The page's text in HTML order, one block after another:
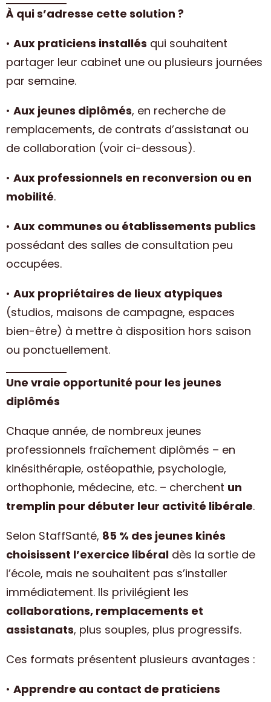
À qui s’adresse cette solution ?
• Aux praticiens installés qui souhaitent
partager leur cabinet une ou plusieurs journées
par semaine.
• Aux jeunes diplômés, en recherche de
remplacements, de contrats d’assistanat ou
de collaboration (voir ci-dessous).
• Aux professionnels en reconversion ou en
mobilité.
• Aux communes ou établissements publics
possédant des salles de consultation peu
occupées.
• Aux propriétaires de lieux atypiques
(studios, maisons de campagne, espaces
bien-être) à mettre à disposition hors saison
ou ponctuellement.
Une vraie opportunité pour les jeunes
diplômés
Chaque année, de nombreux jeunes
professionnels fraîchement diplômés – en
kinésithérapie, ostéopathie, psychologie,
orthophonie, médecine, etc. – cherchent un
tremplin pour débuter leur activité libérale.
Selon StaffSanté, 85 % des jeunes kinés
choisissent l’exercice libéral dès la sortie de
l’école, mais ne souhaitent pas s’installer
immédiatement. Ils privilégient les
collaborations, remplacements et
assistanats, plus souples, plus progressifs.
Ces formats présentent plusieurs avantages :
• Apprendre au contact de praticiens